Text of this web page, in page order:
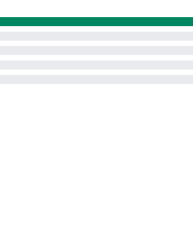
雲端硬碟共用。